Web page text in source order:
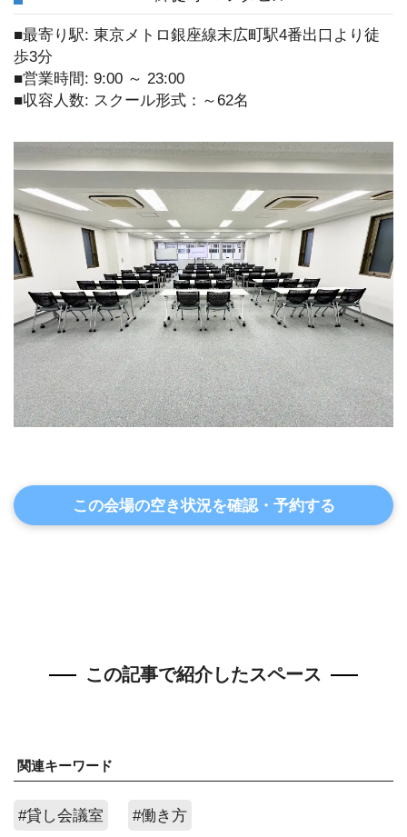
■最寄り駅: 東京メトロ銀座線末広町駅4番出口より徒
歩3分
■営業時間: 9:00 ～ 23:00
■収容人数: スクール形式：～62名
この会場の空き状況を確認・予約する
この記事で紹介したスペース
関連キーワード
#貸し会議室 #働き方